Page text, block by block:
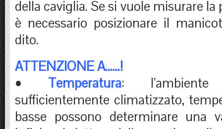
della caviglia. Se si vuole misurare la
è necessario posizionare il
dito.
ATTENZIONE A……!
• Temperatura:
sufficientemente climatizzato,
basse possono determinare una